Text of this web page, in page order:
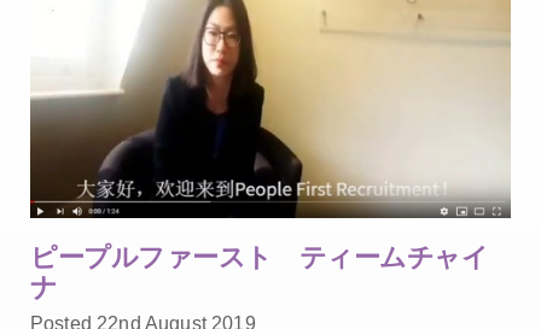
ピープルファースト ティームチャイ
ナ
Posted 22nd August 2019